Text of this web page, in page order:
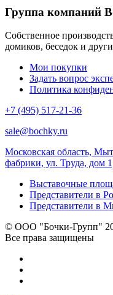
Группа компаний
Собственное
домиков, беседок и
Мои покупки
Задать вопрос
Политика
+7 (495) 517-21-36
sale@bochky.ru
Московская область,
фабрики, ул. Труда, дом
Выставочные
Представители в
Представители в
© ООО "Бочки-Групп"
Все права защищены